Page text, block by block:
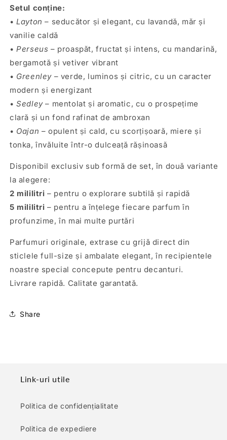
Setul conține:
•Layton – seducător și elegant, cu lavandă, măr și
vanilie caldă
•Perseus – proaspăt, fructat și intens, cu mandarină,
bergamotă și vetiver vibrant
• Greenley – verde, luminos și citric, cu un caracter
modern și energizant
•Sedley– mentolat și aromatic, cu o prospețime
clară și un fond rafinat de ambroxan
• Oajan – opulent și cald, cu scorțișoară, miere și
tonka, învăluite într-o dulceață rășinoasă
Disponibil exclusiv sub formă de set, în două variante
la alegere:
2 mililitri – pentru o explorare subtilă și rapidă
5 mililitri – pentru a înțelege fiecare parfum în
profunzime, în mai multe purtări
Parfumuri originale, extrase cu grijă direct din
sticlele full-size și ambalate elegant, în recipientele
noastre special concepute pentru decanturi.
Livrare rapidă. Calitate garantată.
Share
Link-uri utile
Politica de confidențialitate
Politica de expediere